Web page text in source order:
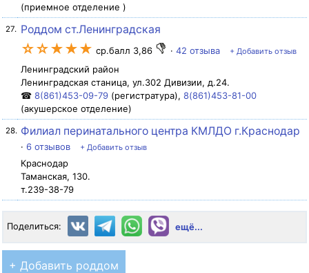
(приемное отделение )
27. Роддом ст.Ленинградская
☆☆★★★ ср.балл 3,86 · 42 отзыва + Добавить отзыв
Ленинградский район
Ленинградская станица, ул.302 Дивизии, д.24.
☎ 8(861)453-09-79 (регистратура), 8(861)453-81-00
(акушерское отделение)
28. Филиал перинатального центра КМЛДО г.Краснодар
· 6 отзывов + Добавить отзыв
Краснодар
Таманская, 130.
т.239-38-79
Поделиться: ещё...
+ Добавить роддом